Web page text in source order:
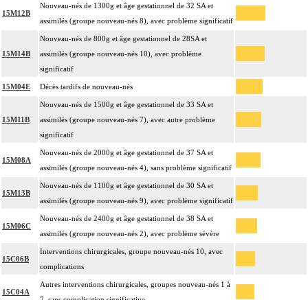
15M12B
Nouveau-nés de 1300g et âge gestationnel de 32 SA et
assimilés (groupe nouveau-nés 8), avec problème significatif
15M14B
Nouveau-nés de 800g et âge gestationnel de 28SA et
assimilés (groupe nouveau-nés 10), avec problème
significatif
15M04E Décès tardifs de nouveau-nés
15M11B
Nouveau-nés de 1500g et âge gestationnel de 33 SA et
assimilés (groupe nouveau-nés 7), avec autre problème
significatif
15M08A
Nouveau-nés de 2000g et âge gestationnel de 37 SA et
assimilés (groupe nouveau-nés 4), sans problème significatif
15M13B
Nouveau-nés de 1100g et âge gestationnel de 30 SA et
assimilés (groupe nouveau-nés 9), avec problème significatif
15M06C
Nouveau-nés de 2400g et âge gestationnel de 38 SA et
assimilés (groupe nouveau-nés 2), avec problème sévère
15C06B
Interventions chirurgicales, groupe nouveau-nés 10, avec
complications
15C04A
Autres interventions chirurgicales, groupes nouveau-nés 1 à